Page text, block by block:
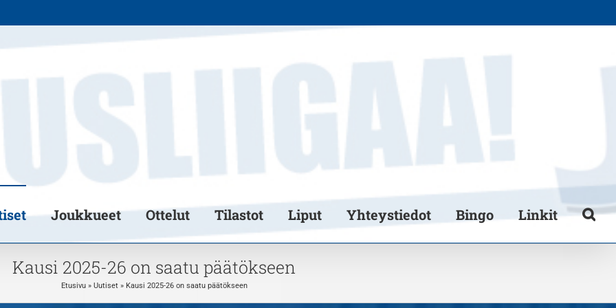
Joukkueet Ottelut Tilastot Liput Yhteystiedot Bingo Linkit
Kausi 2025-26 on saatu päätökseen
Etusivu» Uutiset» Kausi 2025-26 on saatu päätökseen